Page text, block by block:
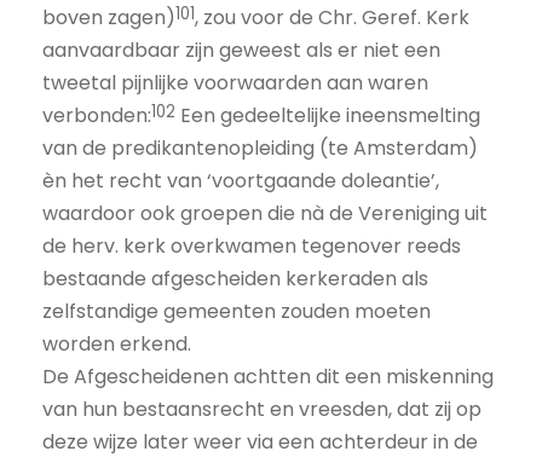
boven zagen)101, zou voor de Chr. Geref. Kerk
aanvaardbaar zijn geweest als er niet een
tweetal pijnlijke voorwaarden aan waren
verbonden:102 Een gedeeltelijke ineensmelting
van de predikantenopleiding (te Amsterdam)
èn het recht van ‘voortgaande doleantie’,
waardoor ook groepen die nà de Vereniging uit
de herv. kerk overkwamen tegenover reeds
bestaande afgescheiden kerkeraden als
zelfstandige gemeenten zouden moeten
worden erkend.
De Afgescheidenen achtten dit een miskenning
van hun bestaansrecht en vreesden, dat zij op
deze wijze later weer via een achterdeur in de